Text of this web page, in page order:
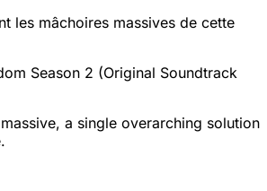
les mâchoires massives de cette
Season 2 (Original Soundtrack
a single overarching solution